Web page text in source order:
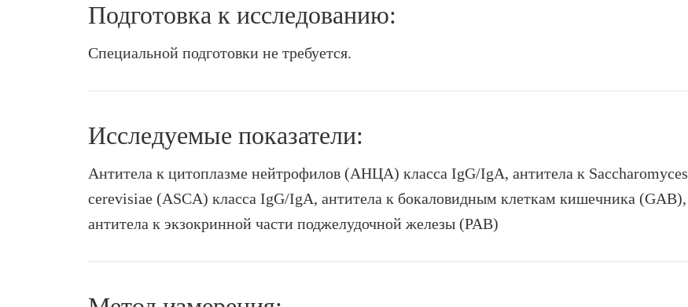
Подготовка к исследованию:
Специальной подготовки не требуется.
Исследуемые показатели:
Антитела к цитоплазме нейтрофилов (АНЦА) класса IgG/IgA, антитела к Saccharomyces
cerevisiae (ASCA) класса IgG/IgA, антитела к бокаловидным клеткам кишечника (GAB),
антитела к экзокринной части поджелудочной железы (PAB)